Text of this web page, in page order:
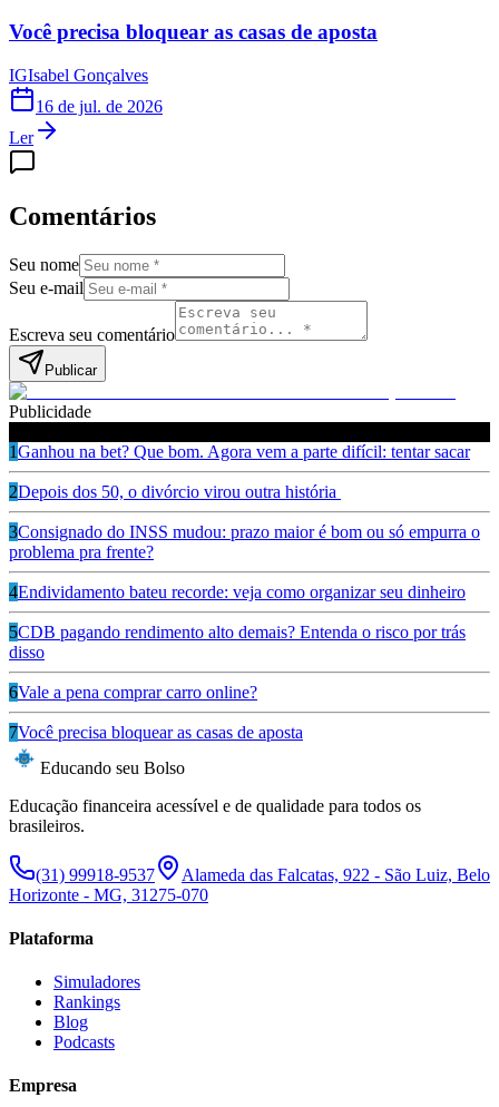
Você precisa bloquear as casas de aposta
IGIsabel Gonçalves
16 de jul. de 2026
Ler
Comentários
Seu nome
Seu e-mail
Escreva seu comentário
Publicar
Publicidade
1Ganhou na bet? Que bom. Agora vem a parte difícil: tentar sacar
2Depois dos 50, o divórcio virou outra história
3Consignado do INSS mudou: prazo maior é bom ou só empurra o
problema pra frente?
4Endividamento bateu recorde: veja como organizar seu dinheiro
5CDB pagando rendimento alto demais? Entenda o risco por trás
disso
6Vale a pena comprar carro online?
7Você precisa bloquear as casas de aposta
Educando seu Bolso
Educação financeira acessível e de qualidade para todos os
brasileiros.
(31) 99918-9537
Alameda das Falcatas, 922 - São Luiz, Belo
Horizonte - MG, 31275-070
Plataforma
Simuladores
Rankings
Blog
Podcasts
Empresa